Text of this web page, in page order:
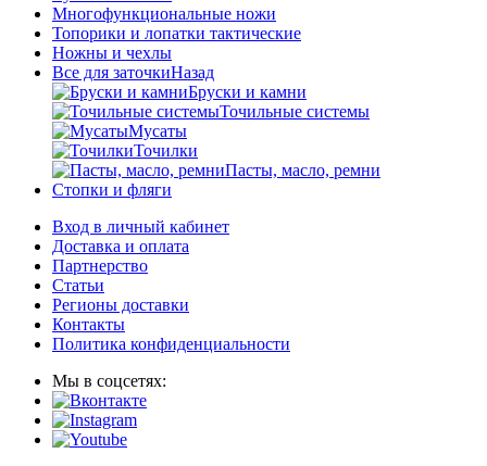
Многофункциональные ножи
Топорики и лопатки тактические
Ножны и чехлы
Все для заточкиНазад
Бруски и камни
Точильные системы
Мусаты
Точилки
Пасты, масло, ремни
Стопки и фляги
Вход в личный кабинет
Доставка и оплата
Партнерство
Статьи
Регионы доставки
Контакты
Политика конфиденциальности
Мы в соцсетях: